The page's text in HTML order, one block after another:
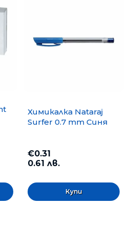
Химикалка Nataraj
Surfer 0.7 mm Синя
€0.31
0.61 лв.